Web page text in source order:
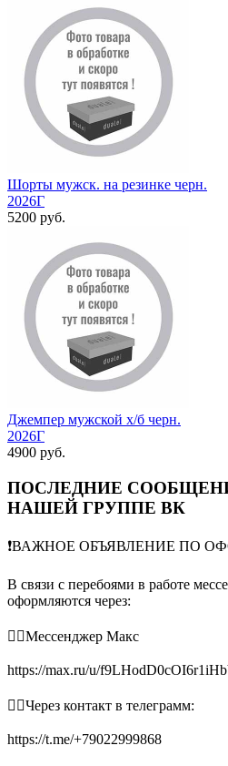
Шорты мужск. на резинке черн.
2026Г
5200 руб.
Джемпер мужской х/б черн.
2026Г
4900 руб.
ПОСЛЕДНИЕ
НАШЕЙ ГРУППЕ ВК
❗️ВАЖНОЕ ОБЪЯВЛЕНИЕ ПО
В связи с перебоями в работе
оформляются через:
👉🏻Мессенджер Макс
https://max.ru/u/
👉🏻Через контакт в телеграмм:
https://t.me/+79022999868